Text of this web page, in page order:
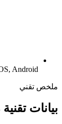
Android
ملخص تقني
بيانات